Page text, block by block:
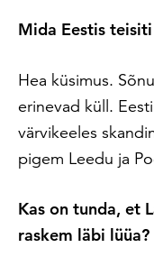
Mida Eestis
Hea küsimus.
erinevad küll.
värvikeeles
pigem Leedu ja
Kas on tunda, et
raskem läbi lüüa?